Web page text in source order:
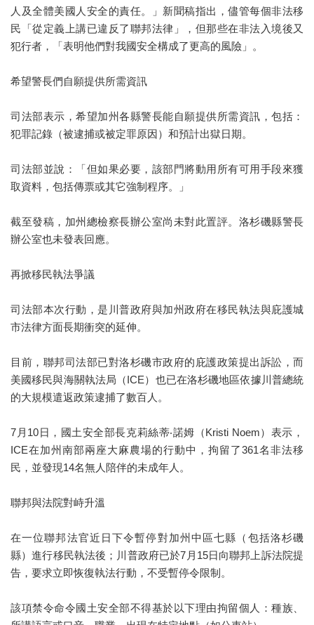
人及全體美國人安全的責任。」新聞稿指出，儘管每個非法移
民「從定義上講已違反了聯邦法律」，但那些在非法入境後又
犯行者，「表明他們對我國安全構成了更高的風險」。
希望警長們自願提供所需資訊
司法部表示，希望加州各縣警長能自願提供所需資訊，包括：
犯罪記錄（被逮捕或被定罪原因）和預計出獄日期。
司法部並說：「但如果必要，該部門將動用所有可用手段來獲
取資料，包括傳票或其它強制程序。」
截至發稿，加州總檢察長辦公室尚未對此置評。洛杉磯縣警長
辦公室也未發表回應。
再掀移民執法爭議
司法部本次行動，是川普政府與加州政府在移民執法與庇護城
市法律方面長期衝突的延伸。
目前，聯邦司法部已對洛杉磯市政府的庇護政策提出訴訟，而
美國移民與海關執法局（ICE）也已在洛杉磯地區依據川普總統
的大規模遣返政策逮捕了數百人。
7月10日，國土安全部長克莉絲蒂‧諾姆（Kristi Noem）表示，
ICE在加州南部兩座大麻農場的行動中，拘留了361名非法移
民，並發現14名無人陪伴的未成年人。
聯邦與法院對峙升溫
在一位聯邦法官近日下令暫停對加州中區七縣（包括洛杉磯
縣）進行移民執法後；川普政府已於7月15日向聯邦上訴法院提
告，要求立即恢復執法行動，不受暫停令限制。
該項禁令命令國土安全部不得基於以下理由拘留個人：種族、